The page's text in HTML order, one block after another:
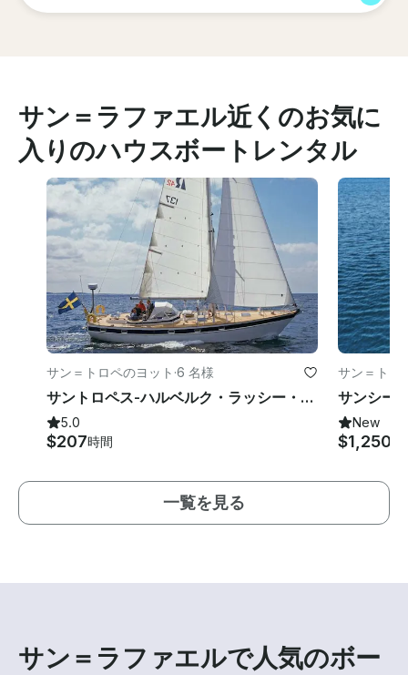
サン＝ラファエル近くのお気に
入りのハウスボートレンタル
サン＝トロペのヨット ·6 名様
サントロペス-ハルベルク・ラッシー・ロマンティック・セイル（新鮮な食材とワイン付き）
5.0
$207時間
サン＝トロ
New
$1,250
一覧を見る
サン＝ラファエルで人気のボー